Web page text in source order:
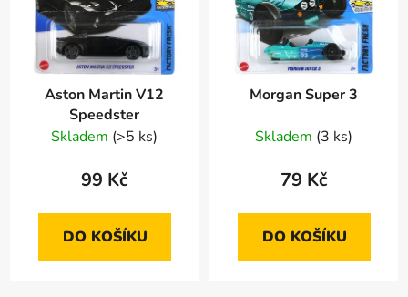
Aston Martin V12
Speedster
Skladem (>5 ks)
99 Kč
DO KOŠÍKU
Morgan Super 3
Skladem (3 ks)
79 Kč
DO KOŠÍKU